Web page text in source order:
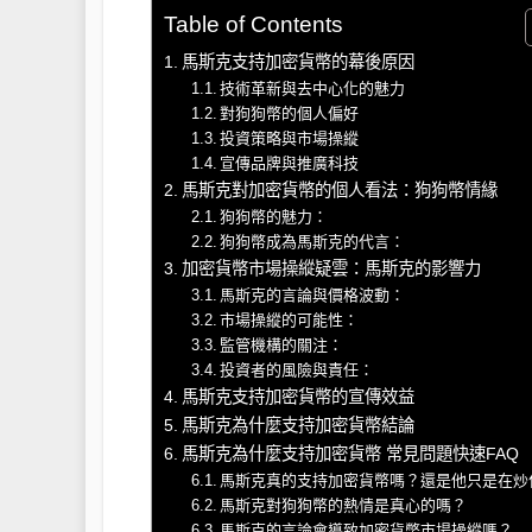
Table of Contents
馬斯克支持加密貨幣的幕後原因
技術革新與去中心化的魅力
對狗狗幣的個人偏好
投資策略與市場操縱
宣傳品牌與推廣科技
馬斯克對加密貨幣的個人看法：狗狗幣情緣
狗狗幣的魅力：
狗狗幣成為馬斯克的代言：
加密貨幣市場操縱疑雲：馬斯克的影響力
馬斯克的言論與價格波動：
市場操縱的可能性：
監管機構的關注：
投資者的風險與責任：
馬斯克支持加密貨幣的宣傳效益
馬斯克為什麼支持加密貨幣結論
馬斯克為什麼支持加密貨幣 常見問題快速FAQ
馬斯克真的支持加密貨幣嗎？還是他只是在
馬斯克對狗狗幣的熱情是真心的嗎？